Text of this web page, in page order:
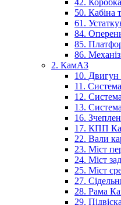
42.
50. Кабіна
61.
84.
85.
86.
2. КамАЗ
10.
11.
12.
13.
16.
17. КПП
22. Вали
23. Міст
24. Міст
25. Міст
27.
28. Рама
29.